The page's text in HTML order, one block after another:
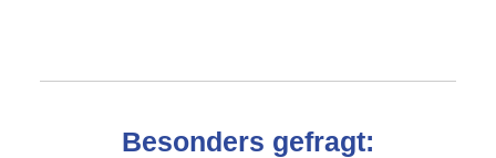
Besonders gefragt: